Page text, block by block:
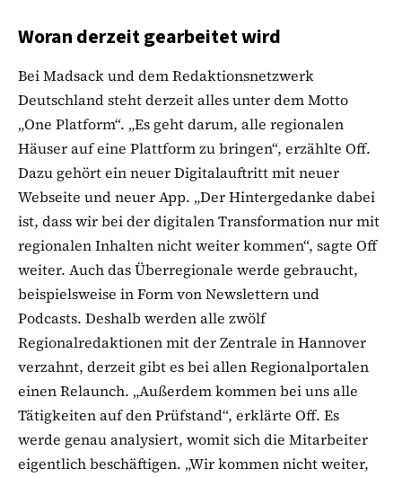
Woran derzeit gearbeitet wird
Bei Madsack und dem Redaktionsnetzwerk
Deutschland steht derzeit alles unter dem Motto
„One Platform“. „Es geht darum, alle regionalen
Häuser auf eine Plattform zu bringen“, erzählte Off.
Dazu gehört ein neuer Digitalauftritt mit neuer
Webseite und neuer App. „Der Hintergedanke dabei
ist, dass wir bei der digitalen Transformation nur mit
regionalen Inhalten nicht weiter kommen“, sagte Off
weiter. Auch das Überregionale werde gebraucht,
beispielsweise in Form von Newslettern und
Podcasts. Deshalb werden alle zwölf
Regionalredaktionen mit der Zentrale in Hannover
verzahnt, derzeit gibt es bei allen Regionalportalen
einen Relaunch. „Außerdem kommen bei uns alle
Tätigkeiten auf den Prüfstand“, erklärte Off. Es
werde genau analysiert, womit sich die Mitarbeiter
eigentlich beschäftigen. „Wir kommen nicht weiter,